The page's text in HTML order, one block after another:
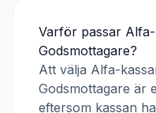
Varför passar
Godsmottagare?
Att välja Alfa-
Godsmottagare är
eftersom kassan